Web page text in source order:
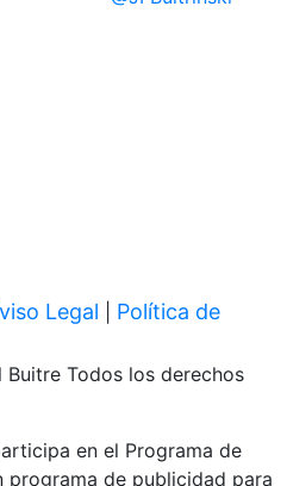
Legal
Política de
Todos los derechos
en el Programa de
programa de publicidad para